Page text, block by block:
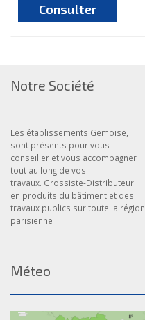
Consulter
Notre Société
Les établissements Gemoise,
sont présents pour vous
conseiller et vous accompagner
tout au long de vos
travaux. Grossiste-Distributeur
en produits du bâtiment et des
travaux publics sur toute la région
parisienne
Méteo